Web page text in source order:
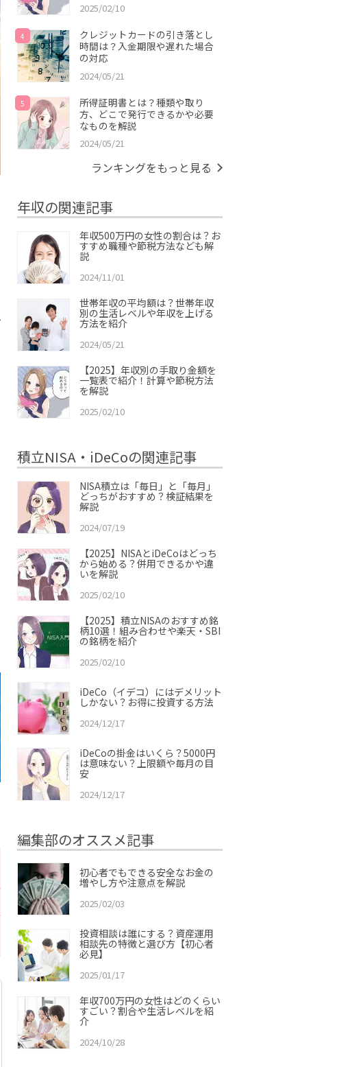
2025/02/10
4
クレジットカードの引き落とし
時間は？入金期限や遅れた場合
の対応
2024/05/21
5
所得証明書とは？種類や取り
方、どこで発行できるかや必要
なものを解説
2024/05/21
ランキングをもっと見る
年収の関連記事
年収500万円の女性の割合は？お
すすめ職種や節税方法なども解
説
2024/11/01
世帯年収の平均額は？世帯年収
別の生活レベルや年収を上げる
方法を紹介
2024/05/21
【2025】年収別の手取り金額を
一覧表で紹介！計算や節税方法
を解説
2025/02/10
積立NISA・iDeCoの関連記事
NISA積立は「毎日」と「毎月」
どっちがおすすめ？検証結果を
解説
2024/07/19
【2025】NISAとiDeCoはどっち
から始める？併用できるかや違
いを解説
2025/02/10
【2025】積立NISAのおすすめ銘
柄10選！組み合わせや楽天・SBI
の銘柄を紹介
2025/02/10
iDeCo（イデコ）にはデメリット
しかない？お得に投資する方法
2024/12/17
iDeCoの掛金はいくら？5000円
は意味ない？上限額や毎月の目
安
2024/12/17
編集部のオススメ記事
初心者でもできる安全なお金の
増やし方や注意点を解説
2025/02/03
投資相談は誰にする？資産運用
相談先の特徴と選び方【初心者
必見】
2025/01/17
年収700万円の女性はどのくらい
すごい？割合や生活レベルを紹
介
2024/10/28